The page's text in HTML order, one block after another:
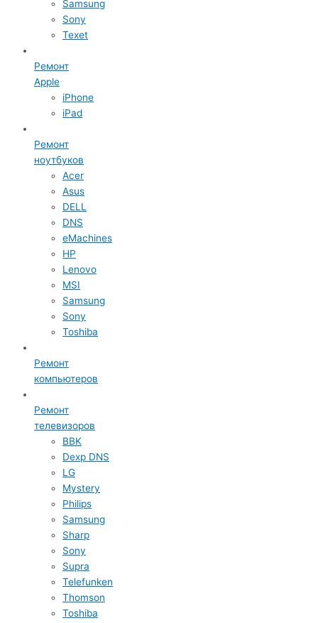
Samsung
Sony
Texet
Ремонт
Apple
iPhone
iPad
Ремонт
ноутбуков
Acer
Asus
DELL
DNS
eMachines
HP
Lenovo
MSI
Samsung
Sony
Toshiba
Ремонт
компьютеров
Ремонт
телевизоров
BBK
Dexp DNS
LG
Mystery
Philips
Samsung
Sharp
Sony
Supra
Telefunken
Thomson
Toshiba